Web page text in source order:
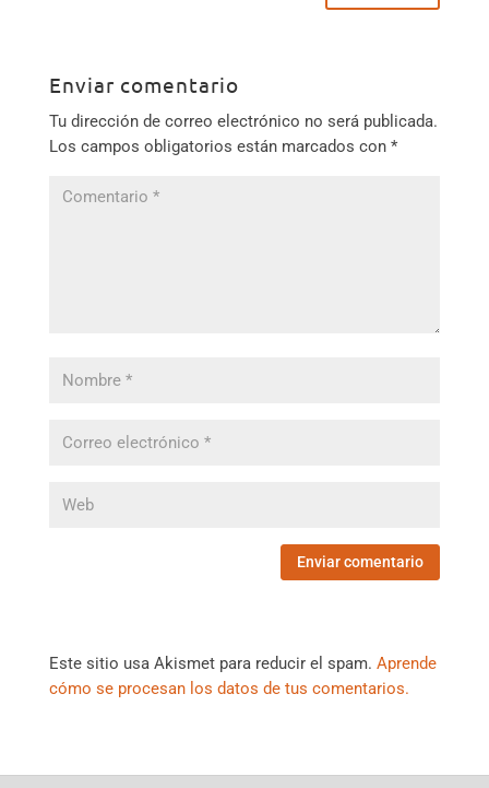
Enviar comentario
Tu dirección de correo electrónico no será publicada.
Los campos obligatorios están marcados con *
Este sitio usa Akismet para reducir el spam. Aprende
cómo se procesan los datos de tus comentarios.